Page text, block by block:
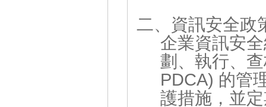
二、資訊安全政
企業資訊安
劃、執行、
PDCA) 的管
護措施，並